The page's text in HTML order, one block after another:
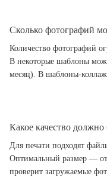
Сколько фотографий
Количество фотографий
В некоторые шаблоны
месяц). В шаблоны-
Какое качество
Для печати подходят
Оптимальный размер —
проверит загружаемые